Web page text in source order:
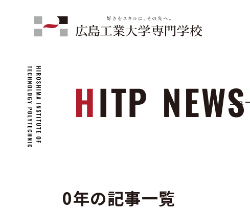
ニュ
0年の記事一覧